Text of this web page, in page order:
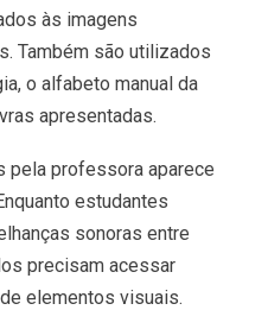
às imagens
Também são utilizados
o alfabeto manual da
apresentadas.
pela professora aparece
estudantes
sonoras entre
precisam acessar
elementos visuais.